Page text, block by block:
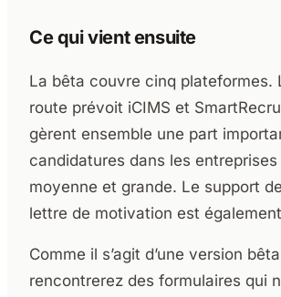
Ce qui vient ensuite
La bêta couvre cinq plateformes.
route prévoit iCIMS et
gèrent ensemble une part
candidatures dans les
moyenne et grande. Le support
lettre de motivation est également
Comme il s’agit d’une version
rencontrerez des formulaires qui